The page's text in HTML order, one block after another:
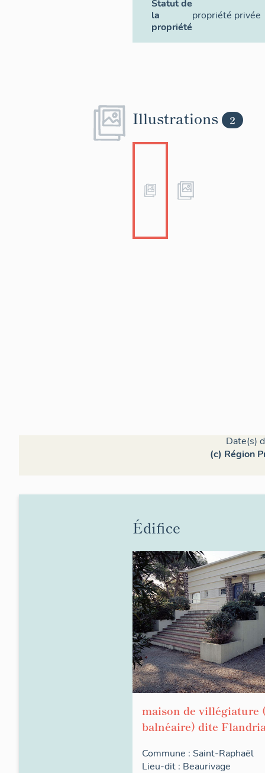
Statut de
la
propriété
propriété privée
Illustrations 2
Date(s)
(c) Région
Édifice
maison de villégiature
balnéaire) dite
Commune : Saint-Raphaël
Lieu-dit : Beaurivage